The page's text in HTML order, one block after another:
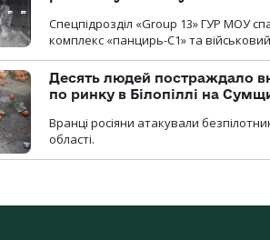
Спецпідрозділ «Group 13» ГУР МОУ
комплекс «панцирь-С1» та
Десять людей постраждало
по ринку в Білопіллі на
Вранці росіяни атакували
області.